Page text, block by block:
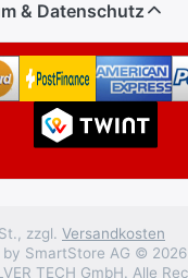
& Datenschutz
zzgl. Versandkosten
by SmartStore AG © 2026
TECH GmbH. Alle